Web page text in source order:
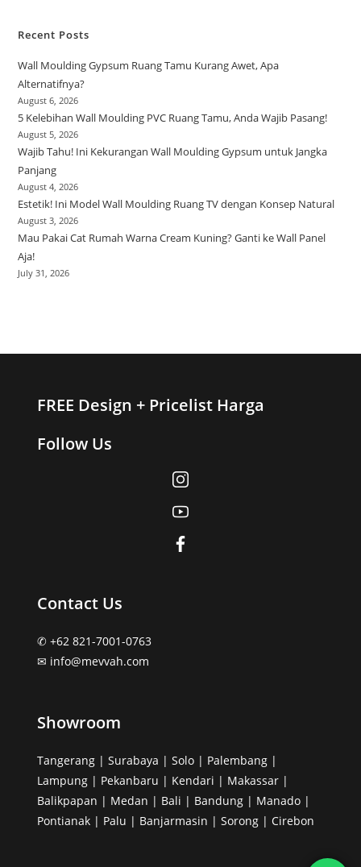
Recent Posts
Wall Moulding Gypsum Ruang Tamu Kurang Awet, Apa
Alternatifnya?
August 6, 2026
5 Kelebihan Wall Moulding PVC Ruang Tamu, Anda Wajib Pasang!
August 5, 2026
Wajib Tahu! Ini Kekurangan Wall Moulding Gypsum untuk Jangka
Panjang
August 4, 2026
Estetik! Ini Model Wall Moulding Ruang TV dengan Konsep Natural
August 3, 2026
Mau Pakai Cat Rumah Warna Cream Kuning? Ganti ke Wall Panel
Aja!
July 31, 2026
FREE Design + Pricelist Harga
Follow Us
Contact Us
✆ +62 821-7001-0763
✉︎ info@mevvah.com
Showroom
Tangerang | Surabaya | Solo | Palembang |
Lampung | Pekanbaru | Kendari | Makassar |
Balikpapan | Medan | Bali | Bandung | Manado |
Pontianak | Palu | Banjarmasin | Sorong | Cirebon